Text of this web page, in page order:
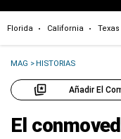
Florida California Texas
MAG >HISTORIAS
Añadir El
El